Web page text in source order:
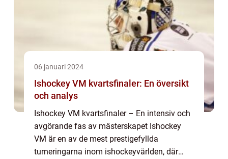
06 januari 2024
Ishockey VM kvartsfinaler: En översikt
och analys
Ishockey VM kvartsfinaler – En intensiv och
avgörande fas av mästerskapet Ishockey
VM är en av de mest prestigefyllda
turneringarna inom ishockeyvärlden, där